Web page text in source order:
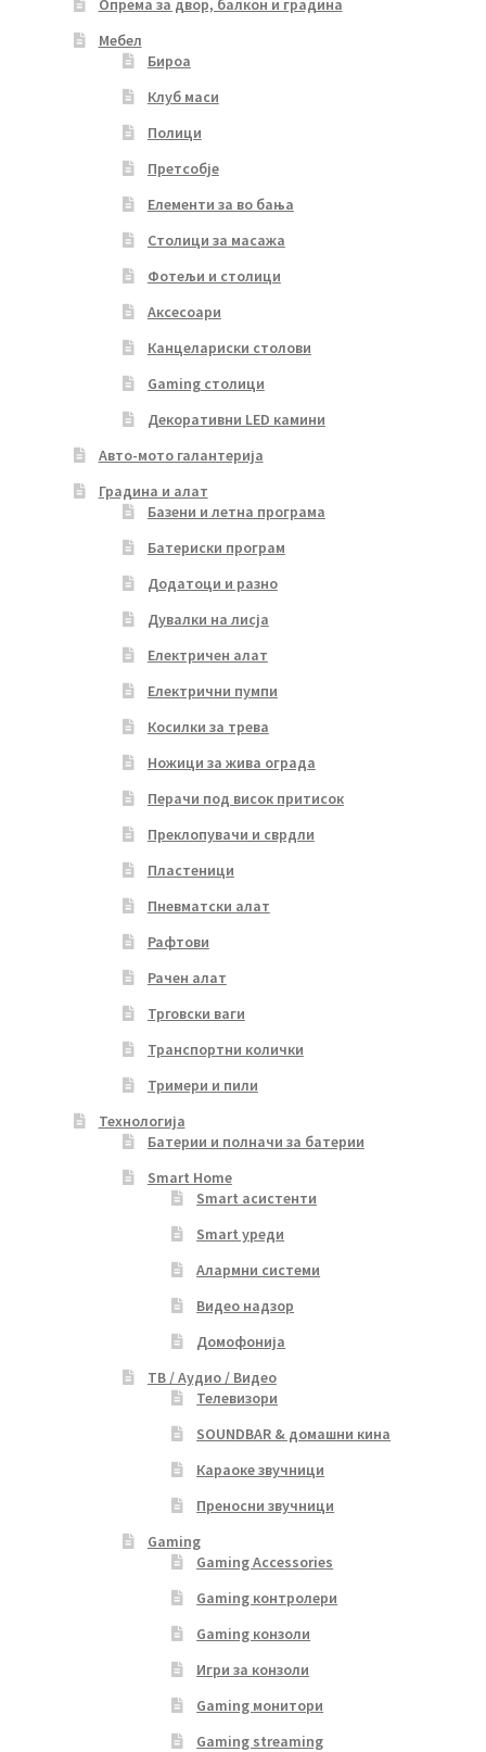
Опрема за двор, балкон и градина
Мебел
Бироа
Клуб маси
Полици
Претсобје
Елементи за во бања
Столици за масажа
Фотељи и столици
Аксесоари
Канцелариски столови
Gaming столици
Декоративни LED камини
Авто-мото галантерија
Градина и алат
Базени и летна програма
Батериски програм
Додатоци и разно
Дувалки на лисја
Електричен алат
Електрични пумпи
Косилки за трева
Ножици за жива ограда
Перачи под висок притисок
Преклопувачи и сврдли
Пластеници
Пневматски алат
Рафтови
Рачен алат
Трговски ваги
Транспортни колички
Тримери и пили
Технологија
Батерии и полначи за батерии
Smart Home
Smart асистенти
Smart уреди
Алармни системи
Видео надзор
Домофонија
ТВ / Аудио / Видео
Телевизори
SOUNDBAR & домашни кина
Караоке звучници
Преносни звучници
Gaming
Gaming Accessories
Gaming контролери
Gaming конзоли
Игри за конзоли
Gaming монитори
Gaming streaming